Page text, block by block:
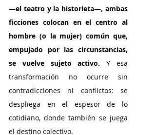
—el teatro y la historieta—, ambas
ficciones colocan en el centro al
hombre (o la mujer) común que,
empujado por las circunstancias,
se vuelve sujeto activo. Y esa
transformación no ocurre sin
contradicciones ni conflictos: se
despliega en el espesor de lo
cotidiano, donde también se juega
el destino colectivo.